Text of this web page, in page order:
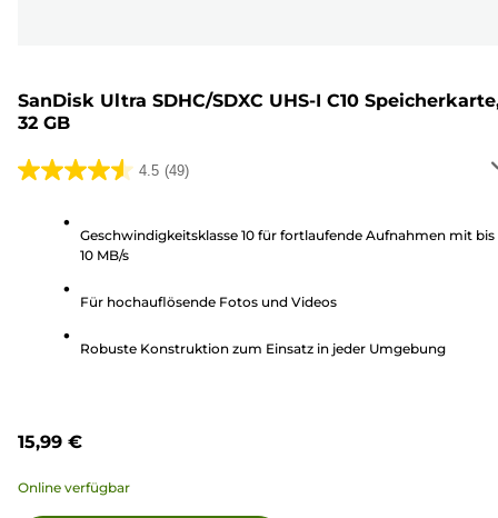
SanDisk Ultra SDHC/SDXC UHS-I C10
32 GB
4.5 (49)
4.5
Sternen.
Geschwindigkeitsklasse 10 für fortlaufende Aufnahmen mit bis
10 MB/s
Für hochauflösende Fotos und Videos
Robuste Konstruktion zum Einsatz in jeder Umgebung
15,99 €
Online verfügbar